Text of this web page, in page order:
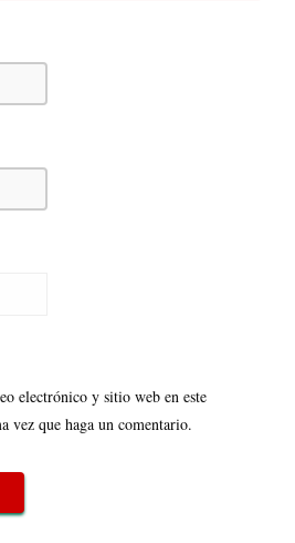
electrónico y sitio web en este
vez que haga un comentario.